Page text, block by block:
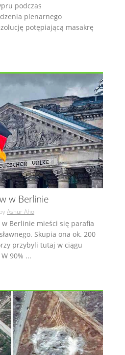
podczas
plenarnego
potępiającą masakrę
w Berlinie
byAshur Aho
Berlinie mieści się parafia
Skupia ona ok. 200
przybyli tutaj w ciągu
90% ...